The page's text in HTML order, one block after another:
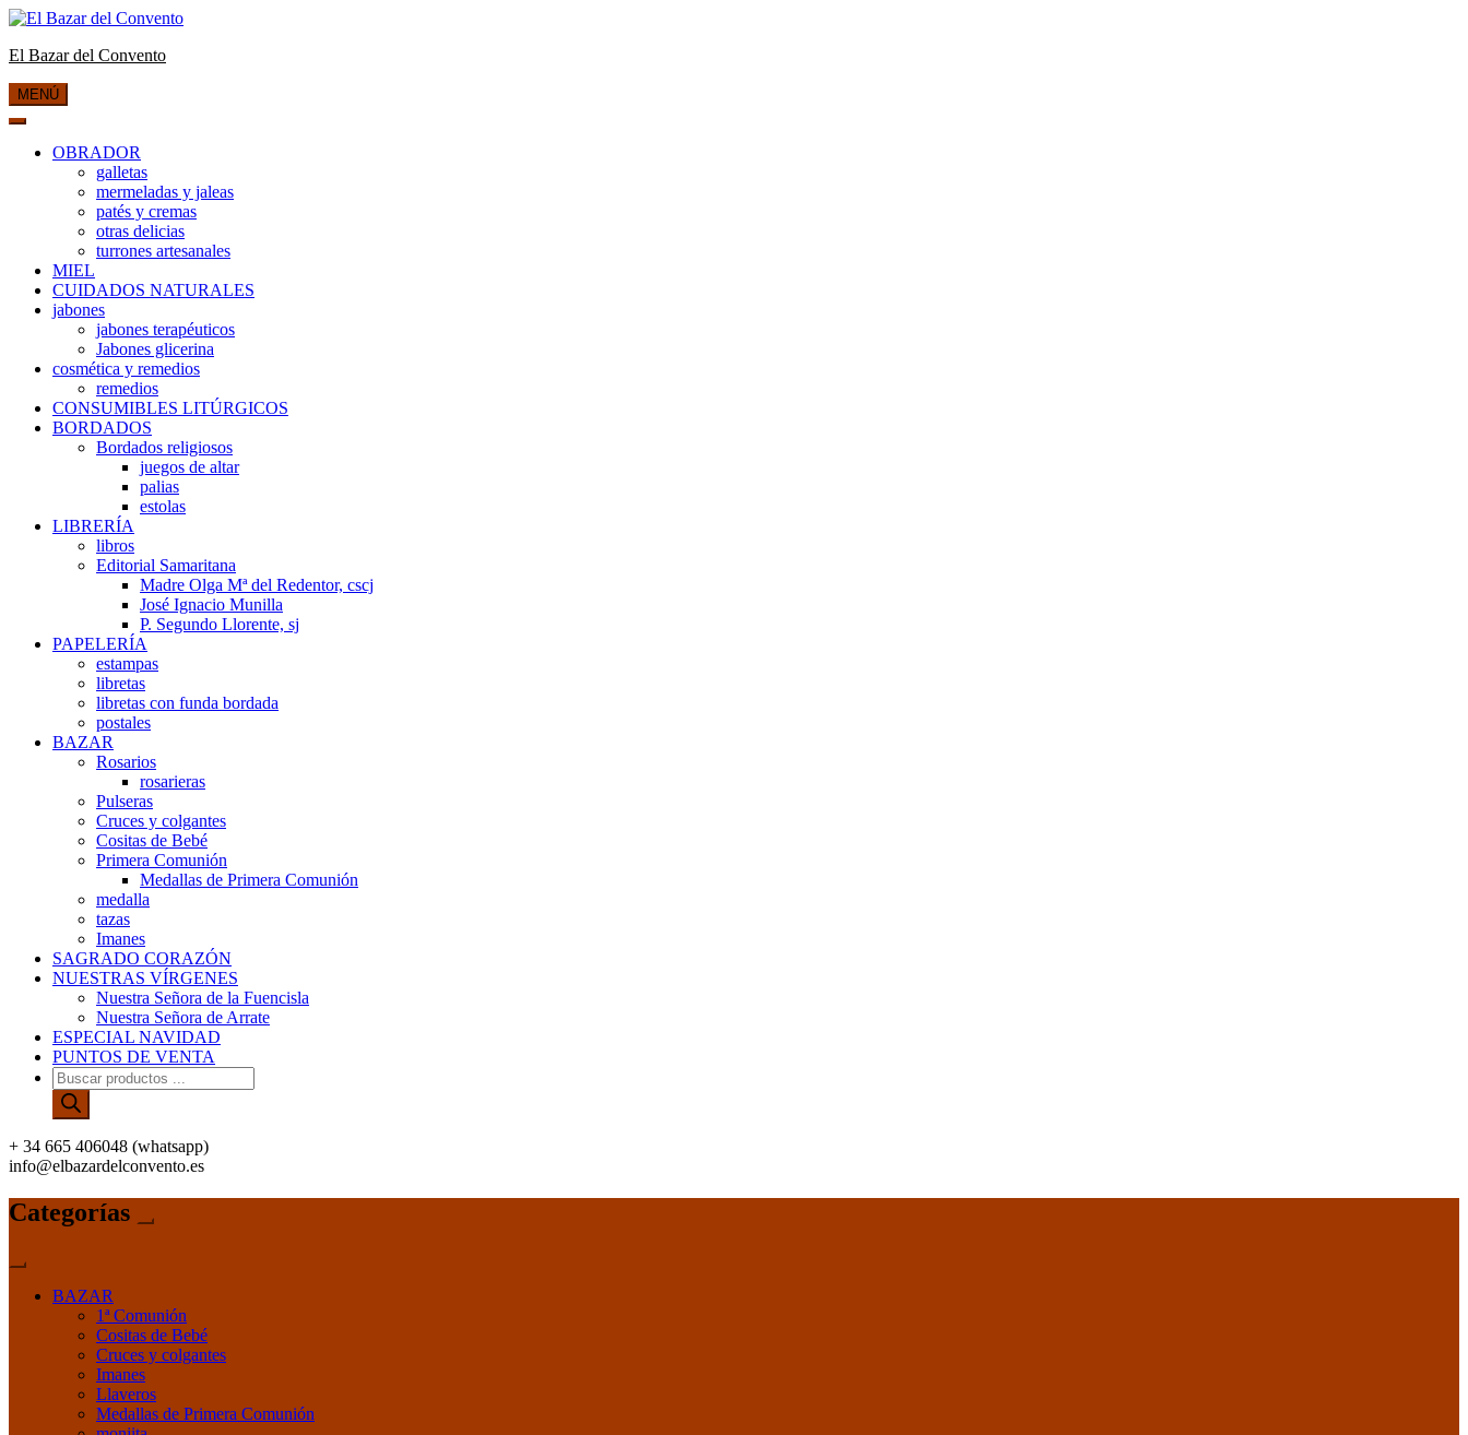
Saltar
contenido
El Bazar del Convento
MENÚ
OBRADOR
galletas
mermeladas y jaleas
patés y cremas
otras delicias
turrones artesanales
MIEL
CUIDADOS NATURALES
jabones
jabones terapéuticos
Jabones glicerina
cosmética y remedios
remedios
CONSUMIBLES LITÚRGICOS
BORDADOS
Bordados religiosos
juegos de altar
palias
estolas
LIBRERÍA
libros
Editorial Samaritana
Madre Olga Mª del Redentor, cscj
José Ignacio Munilla
P. Segundo Llorente, sj
PAPELERÍA
estampas
libretas
libretas con funda bordada
postales
BAZAR
Rosarios
rosarieras
Pulseras
Cruces y colgantes
Cositas de Bebé
Primera Comunión
Medallas de Primera Comunión
medalla
tazas
Imanes
SAGRADO CORAZÓN
NUESTRAS VÍRGENES
Nuestra Señora de la Fuencisla
Nuestra Señora de Arrate
ESPECIAL NAVIDAD
PUNTOS DE VENTA
Búsqueda
de
productos
+ 34 665 406048 (whatsapp)
info@elbazardelconvento.es
Categorías
BAZAR
1ª Comunión
Cositas de Bebé
Cruces y colgantes
Imanes
Llaveros
Medallas de Primera Comunión